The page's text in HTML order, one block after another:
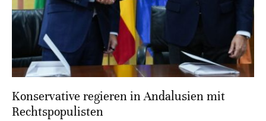
Konservative regieren in Andalusien mit
Rechtspopulisten